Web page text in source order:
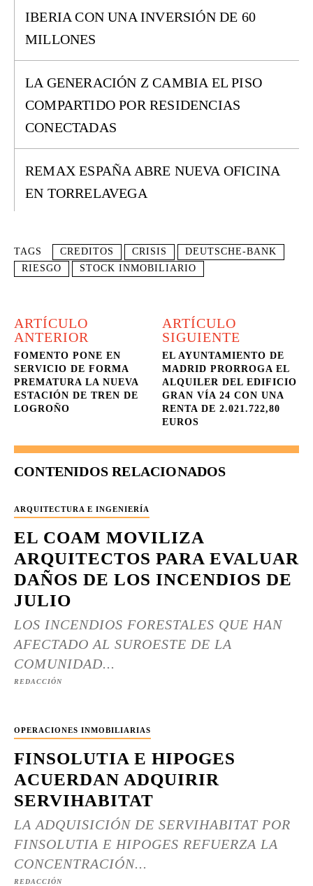
IBERIA CON UNA INVERSIÓN DE 60
MILLONES
LA GENERACIÓN Z CAMBIA EL PISO
COMPARTIDO POR RESIDENCIAS
CONECTADAS
REMAX ESPAÑA ABRE NUEVA OFICINA
EN TORRELAVEGA
TAGS CREDITOS CRISIS
DEUTSCHE-BANK
RIESGO
STOCK INMOBILIARIO
ARTÍCULO
ANTERIOR
FOMENTO PONE EN
SERVICIO DE FORMA
PREMATURA LA NUEVA
ESTACIÓN DE TREN DE
LOGROÑO
ARTÍCULO
SIGUIENTE
EL AYUNTAMIENTO DE
MADRID PRORROGA EL
ALQUILER DEL EDIFICIO
GRAN VÍA 24 CON UNA
RENTA DE 2.021.722,80
EUROS
CONTENIDOS RELACIONADOS
ARQUITECTURA E INGENIERÍA
EL COAM MOVILIZA
ARQUITECTOS PARA EVALUAR
DAÑOS DE LOS INCENDIOS DE
JULIO
LOS INCENDIOS FORESTALES QUE HAN
AFECTADO AL SUROESTE DE LA
COMUNIDAD...
REDACCIÓN
OPERACIONES INMOBILIARIAS
FINSOLUTIA E HIPOGES
ACUERDAN ADQUIRIR
SERVIHABITAT
LA ADQUISICIÓN DE SERVIHABITAT POR
FINSOLUTIA E HIPOGES REFUERZA LA
CONCENTRACIÓN...
REDACCIÓN